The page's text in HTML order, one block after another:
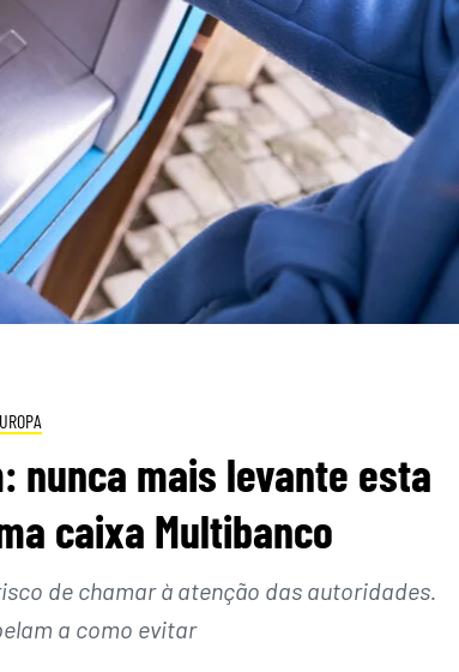
nunca mais levante esta
caixa Multibanco
de chamar à atenção das autoridades.
a como evitar